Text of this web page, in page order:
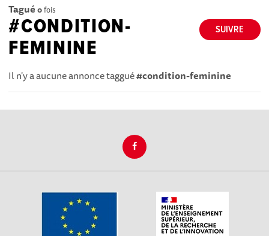
Tagué 0fois
SUIVRE
#CONDITION-
FEMININE
Il n'y a aucune annonce taggué#condition-feminine